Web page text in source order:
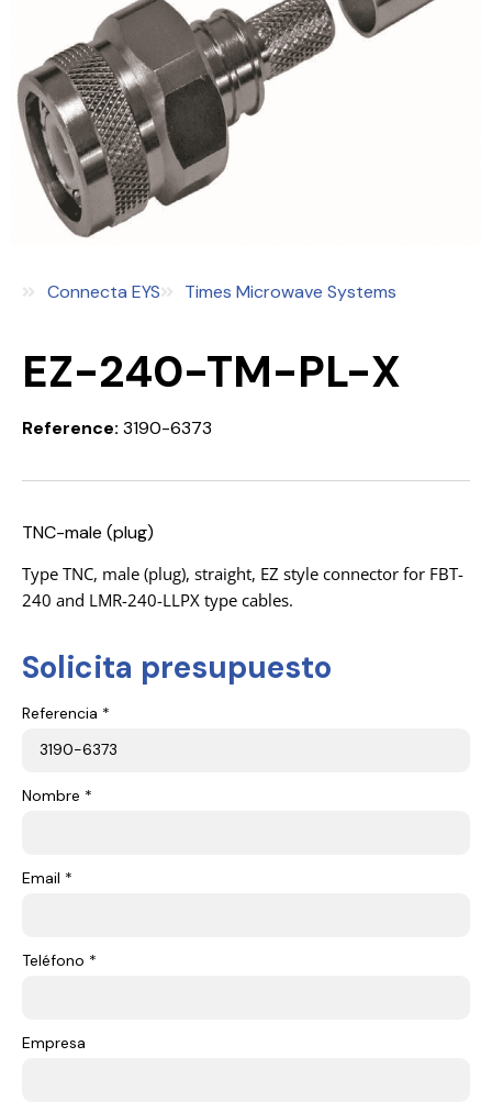
Connecta EYS Times Microwave Systems
EZ-240-TM-PL-X
Reference: 3190-6373
TNC-male (plug)
Type TNC, male (plug), straight, EZ style connector for FBT-
240 and LMR-240-LLPX type cables.
Solicita presupuesto
Referencia *
Nombre *
Email *
Teléfono *
Empresa